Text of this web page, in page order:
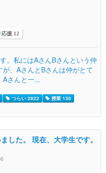
応援 12
。私にはAさんBさんという仲
、AさんとBさんは仲がとて
Aさんと一...
つらい 2822
授業 130
した。 現在、大学生です。